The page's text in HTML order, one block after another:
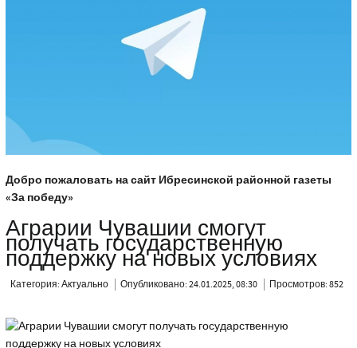
Добро пожаловать на сайт Ибресинской районной газеты
«За победу»
Аграрии Чувашии смогут
получать государственную
поддержку на новых условиях
Категория: Актуально Опубликовано: 24.01.2025, 08:30 Просмотров: 852